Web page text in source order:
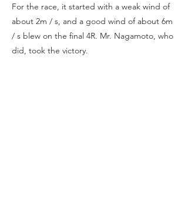
For the race, it started with a weak wind of
about 2m / s, and a good wind of about 6m
/ s blew on the final 4R. Mr. Nagamoto, who
did, took the victory.